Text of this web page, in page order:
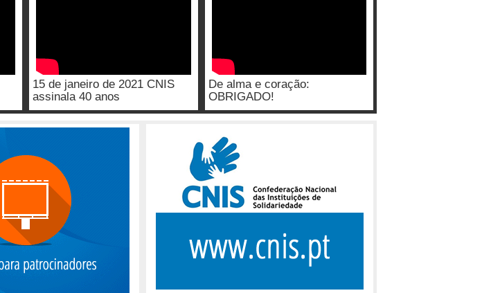
15 de janeiro de 2021 CNIS
assinala 40 anos
De alma e coração:
OBRIGADO!